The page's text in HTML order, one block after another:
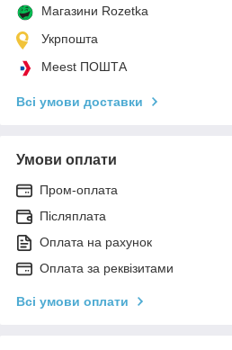
Магазини Rozetka
Укрпошта
Meest ПОШТА
Всі умови доставки
Умови оплати
Пром-оплата
Післяплата
Оплата на рахунок
Оплата за реквізитами
Всі умови оплати